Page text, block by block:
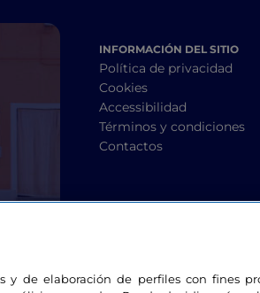
INFORMACIÓN DEL SITIO
Política de privacidad
Cookies
Accessibilidad
Términos y condiciones
Contactos
y de elaboración de perfiles con fines